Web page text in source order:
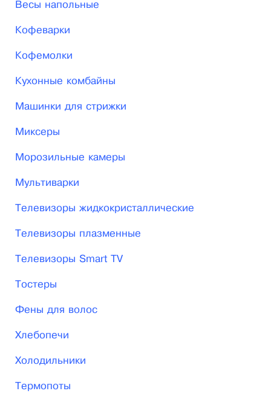
Весы напольные
Кофеварки
Кофемолки
Кухонные комбайны
Машинки для стрижки
Миксеры
Морозильные камеры
Мультиварки
Телевизоры жидкокристаллические
Телевизоры плазменные
Телевизоры Smart TV
Тостеры
Фены для волос
Хлебопечи
Холодильники
Термопоты